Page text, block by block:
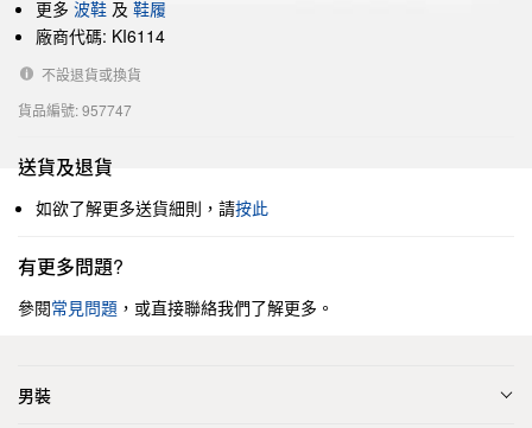
更多 波鞋 及 鞋履
廠商代碼: KI6114
不設退貨或換貨
貨品編號: 957747
送貨及退貨
如欲了解更多送貨細則，請按此
有更多問題?
參閱常見問題 ，或直接聯絡我們了解更多。
男裝